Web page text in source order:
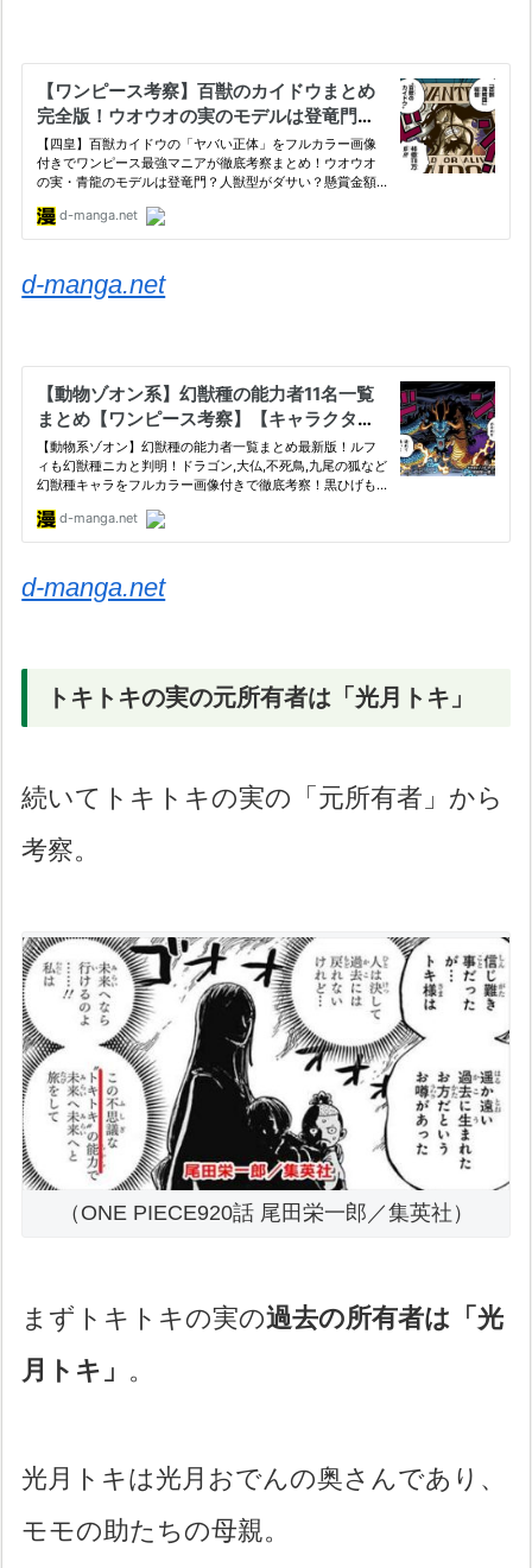
d-manga.net
d-manga.net
トキトキの実の元所有者は「光月トキ」
続いてトキトキの実の「元所有者」から
考察。
（ONE PIECE920話 尾田栄一郎／集英社）
まずトキトキの実の過去の所有者は「光
月トキ」 。
光月トキは光月おでんの奥さんであり、
モモの助たちの母親。